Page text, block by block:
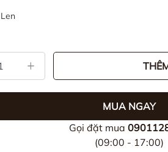
Len
MUA NGAY
Gọi đặt mua
(09:00 - 17:00)